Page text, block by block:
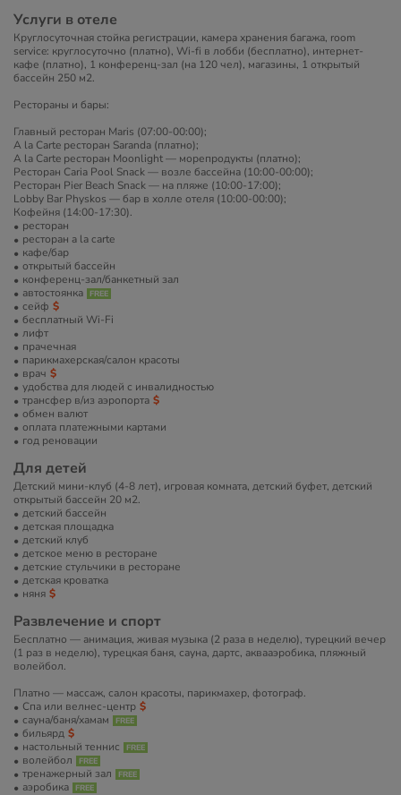
Услуги в отеле
Круглосуточная стойка регистрации, камера хранения багажа, room
service: круглосуточно (платно), Wi-fi в лобби (бесплатно), интернет-
кафе (платно), 1 конференц-зал (на 120 чел), магазины, 1 открытый
бассейн 250 м2.
Рестораны и бары:
Главный ресторан Maris (07:00-00:00);
A la Carte ресторан Saranda (платно);
A la Carte ресторан Moonlight — морепродукты (платно);
Ресторан Caria Pool Snack — возле бассейна (10:00-00:00);
Ресторан Pier Beach Snack — на пляже (10:00-17:00);
Lobby Bar Physkos — бар в холле отеля (10:00-00:00);
Кофейня (14:00-17:30).
ресторан
ресторан a la carte
кафе/бар
открытый бассейн
конференц-зал/банкетный зал
автостоянка
сейф
бесплатный Wi-Fi
лифт
прачечная
парикмахерская/салон красоты
врач
удобства для людей с инвалидностью
трансфер в/из аэропорта
обмен валют
оплата платежными картами
год реновации
Для детей
Детский мини-клуб (4-8 лет), игровая комната, детский буфет, детский
открытый бассейн 20 м2.
детский бассейн
детская площадка
детский клуб
детское меню в ресторане
детские стульчики в ресторане
детская кроватка
няня
Развлечение и спорт
Бесплатно — анимация, живая музыка (2 раза в неделю), турецкий вечер
(1 раз в неделю), турецкая баня, сауна, дартс, аквааэробика, пляжный
волейбол.
Платно — массаж, салон красоты, парикмахер, фотограф.
Спа или велнес-центр
сауна/баня/хамам
бильярд
настольный теннис
волейбол
тренажерный зал
аэробика